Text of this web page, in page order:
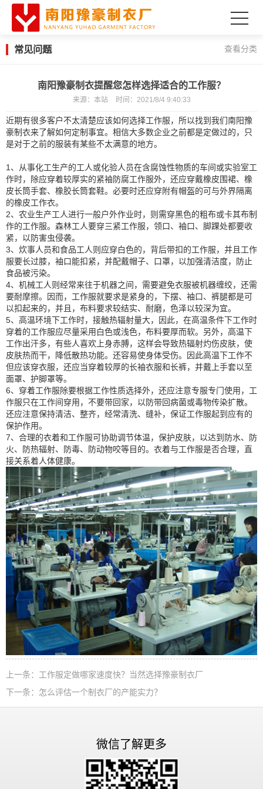
常见问题 查看分类
南阳豫豪制衣提醒您怎样选择适合的工作服？
来源： 本站 时间： 2021/8/4 9:40:33
近期有很多客户不太清楚应该如何选择工作服，所以找到我们南阳豫
豪制衣来了解如何定制事宜。相信大多数企业之前都是定做过的，只
是对于之前的服装有某些不太满意的地方。
1、从事化工生产的工人或化验人员在含腐蚀性物质的车间或实验室工
作时，除应穿着较厚实的紧袖防腐工作服外，还应穿戴橡皮围裙、橡
皮长筒手套、橡胶长筒套鞋。必要时还应穿附有帽盔的可与外界隔离
的橡皮工作衣。
2、农业生产工人进行一般户外作业时，则需穿黑色的粗布或卡其布制
作的工作服。森林工人要穿三紧工作服，领口、袖口、脚踝处都要收
紧，以防害虫侵袭。
3、炊事人员和食品工人则应穿白色的，背后带扣的工作服，并且工作
服要长过膝，袖口能扣紧，并配戴帽子、口罩，以加强清洁度，防止
食品被污染。
4、机械工人则经常来往于机器之间，需要避免衣服被机器缠绞，还需
要耐摩擦。因而，工作服就要求是紧身的，下摆、袖口、裤腿都是可
以扣起来的，并且，布料要求较结实、耐磨，色泽以较深为宜。
5、高温环境下工作时，接触热辐射量大，因此，在高温条件下工作时
穿着的工作服应尽量采用白色或浅色，布料要厚而软。另外，高温下
工作出汗多，有些人喜欢上身赤膊，这样会导致热辐射灼伤皮肤，使
皮肤热而干，降低散热功能。还容易使身体受伤。因此高温下工作不
但应该穿衣服，还应当穿着较厚的长袖衣服和长裤，并戴上手套以至
面罩、护脚罩等。
6、穿着工作服除要根据工作性质选择外，还应注意专服专门使用，工
作服只在工作间穿用，不要带回家，以防带回病菌或毒物传染扩散。
还应注意保持清洁、整齐，经常清洗、缝补，保证工作服起到应有的
保护作用。
7、合理的衣着和工作服可协助调节体温，保护皮肤，以达到防水、防
火、防热辐射、防毒、防动物咬等目的。衣着与工作服是否合理，直
接关系着人体健康。
上一条： 工作服定做哪家速度快？当然选择豫豪制衣厂
下一条： 怎么评估一个制衣厂的产能实力？
微信了解更多